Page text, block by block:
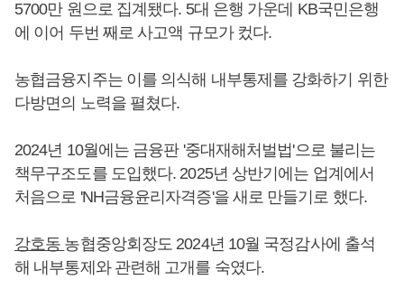
5700만 원으로 집계됐다. 5대 은행 가운데 KB국민은행
에 이어 두번 째로 사고액 규모가 컸다.
농협금융지주는 이를 의식해 내부통제를 강화하기 위한
다방면의 노력을 펼쳤다.
2024년 10월에는 금융판 '중대재해처벌법'으로 불리는
책무구조도를 도입했다. 2025년 상반기에는 업계에서
처음으로 'NH금융윤리자격증'을 새로 만들기로 했다.
강호동 농협중앙회장도 2024년 10월 국정감사에 출석
해 내부통제와 관련해 고개를 숙였다.